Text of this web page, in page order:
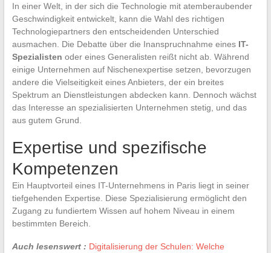
In einer Welt, in der sich die Technologie mit atemberaubender
Geschwindigkeit entwickelt, kann die Wahl des richtigen
Technologiepartners den entscheidenden Unterschied
ausmachen. Die Debatte über die Inanspruchnahme eines IT-
Spezialisten oder eines Generalisten reißt nicht ab. Während
einige Unternehmen auf Nischenexpertise setzen, bevorzugen
andere die Vielseitigkeit eines Anbieters, der ein breites
Spektrum an Dienstleistungen abdecken kann. Dennoch wächst
das Interesse an spezialisierten Unternehmen stetig, und das
aus gutem Grund.
Expertise und spezifische
Kompetenzen
Ein Hauptvorteil eines IT-Unternehmens in Paris liegt in seiner
tiefgehenden Expertise. Diese Spezialisierung ermöglicht den
Zugang zu fundiertem Wissen auf hohem Niveau in einem
bestimmten Bereich.
Auch lesenswert : Digitalisierung der Schulen: Welche